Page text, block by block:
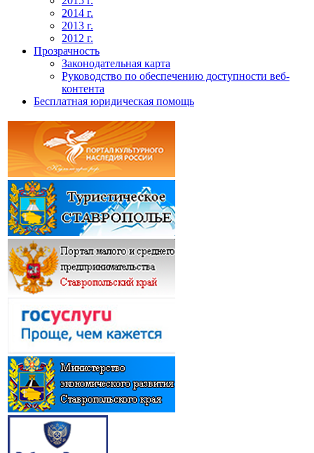
2014 г.
2013 г.
2012 г.
Прозрачность
Законодательная карта
Руководство по обеспечению доступности веб-
контента
Бесплатная юридическая помощь